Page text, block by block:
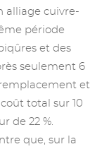
alliage cuivre-
période
et des
seulement 6
et
total sur 10
de 22 %.
que, sur la